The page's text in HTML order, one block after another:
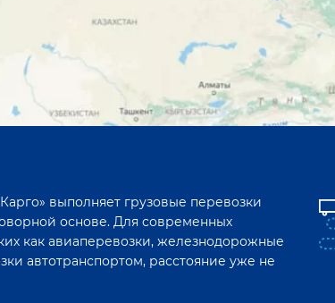
выполняет грузовые перевозки
основе. Для современных
как авиаперевозки, железнодорожные
автотранспортом, расстояние уже не